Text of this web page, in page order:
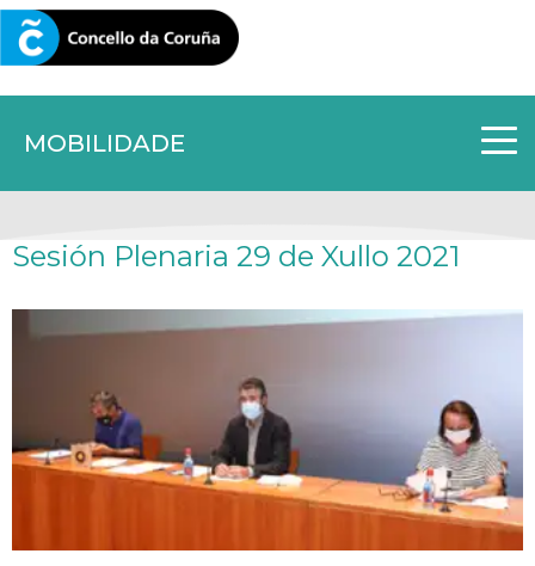
MOBILIDADE
CORUNA.GAL
Sesión Plenaria 29 de Xullo 2021